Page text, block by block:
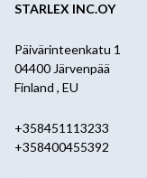
STARLEX INC.OY
Päivärinteenkatu 1
04400 Järvenpää
Finland , EU
+358451113233
+358400455392